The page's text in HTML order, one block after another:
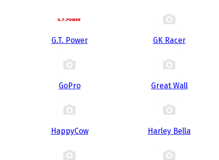
G.T. Power GK Racer
GoPro Great Wall
HappyCow Harley Bella